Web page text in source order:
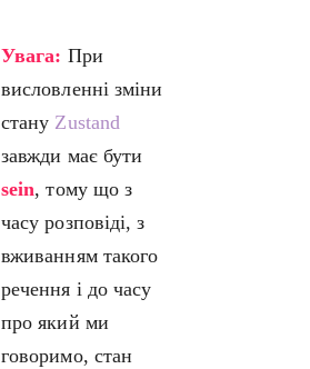
Увага: При
висловленні зміни
стану Zustand
завжди має бути
sein, тому що з
часу розповіді, з
вживанням такого
речення і до часу
про який ми
говоримо, стан